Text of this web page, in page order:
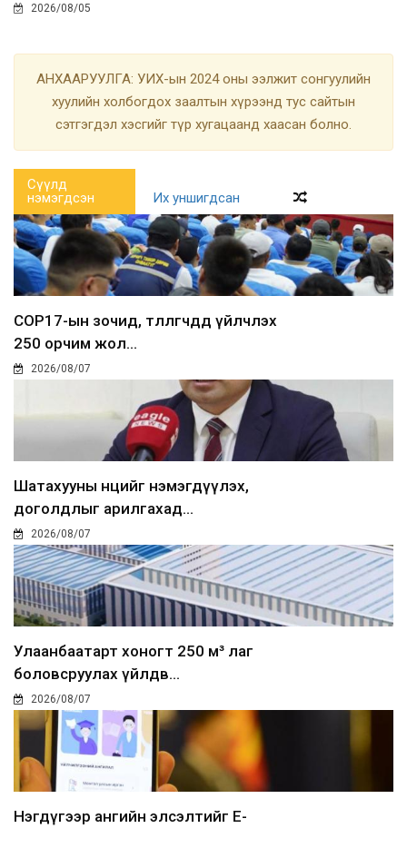
2026/08/05
АНХААРУУЛГА: УИХ-ын 2024 оны ээлжит сонгуулийн
хуулийн холбогдох заалтын хүрээнд тус сайтын
сэтгэгдэл хэсгийг түр хугацаанд хаасан болно.
Сүүлд
нэмэгдсэн
Их уншигдсан
COP17-ын зочид, төлөөлөгчдөд үйлчлэх
250 орчим жол...
2026/08/07
Шатахууны нөөцийг нэмэгдүүлэх,
доголдлыг арилгахад...
2026/08/07
Улаанбаатарт хоногт 250 м³ лаг
боловсруулах үйлдв...
2026/08/07
Нэгдүгээр ангийн элсэлтийг E-